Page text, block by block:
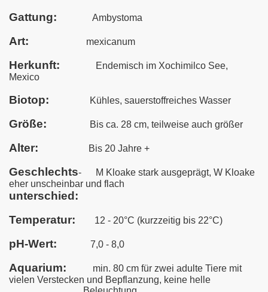
Gattung: Ambystoma
Art: mexicanum
Herkunft:
Endemisch im Xochimilco See,
Mexico
Biotop: Kühles, sauerstoffreiches Wasser
Größe: Bis ca. 28 cm, teilweise auch größer
Alter: Bis 20 Jahre +
Geschlechts-
M Kloake stark ausgeprägt, W Kloake
eher unscheinbar und flach
unterschied:
Temperatur: 12 - 20°C (kurzzeitig bis 22°C)
pH-Wert: 7,0 - 8,0
Aquarium: min. 80 cm für zwei adulte Tiere mit
vielen Verstecken und Bepflanzung, keine helle